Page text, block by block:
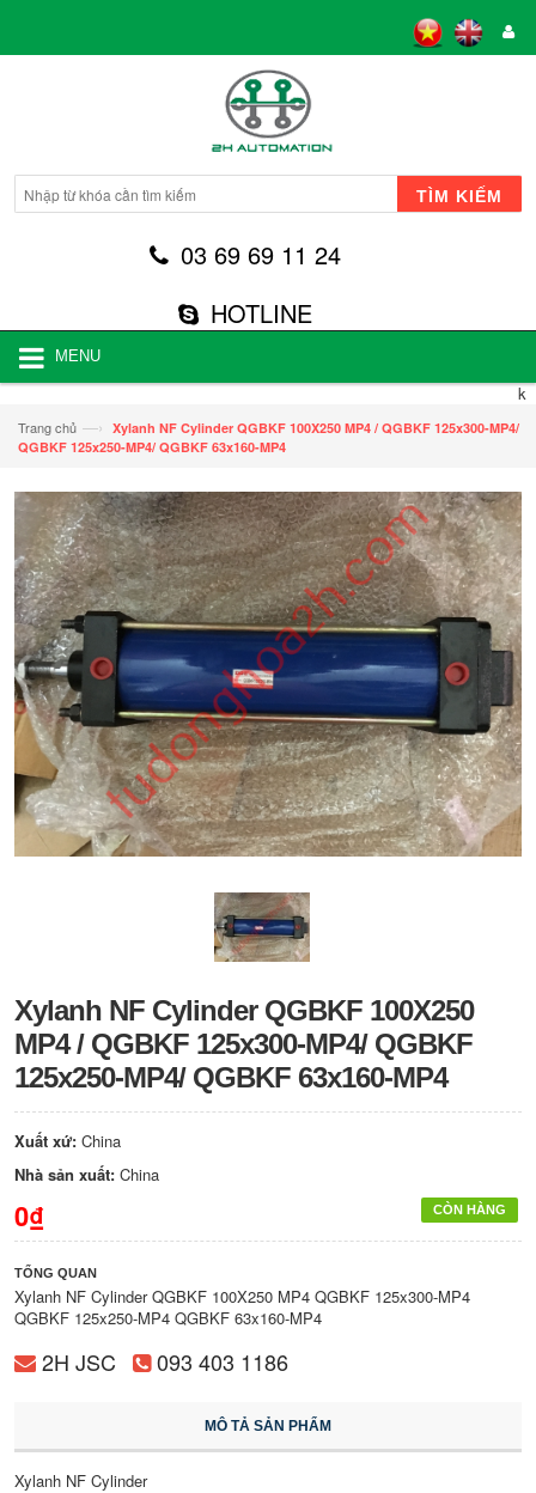
TÌM KIẾM
03 69 69 11 24
HOTLINE
MENU
k
Trang chủ —› Xylanh NF Cylinder QGBKF 100X250 MP4 / QGBKF 125x300-MP4/
QGBKF 125x250-MP4/ QGBKF 63x160-MP4
Xylanh NF Cylinder QGBKF 100X250
MP4 / QGBKF 125x300-MP4/ QGBKF
125x250-MP4/ QGBKF 63x160-MP4
Xuất xứ: China
Nhà sản xuất: China
CÒN HÀNG
0₫
TỔNG QUAN
Xylanh NF Cylinder QGBKF 100X250 MP4 QGBKF 125x300-MP4
QGBKF 125x250-MP4 QGBKF 63x160-MP4
2H JSC 093 403 1186
MÔ TẢ SẢN PHẨM
Xylanh NF Cylinder